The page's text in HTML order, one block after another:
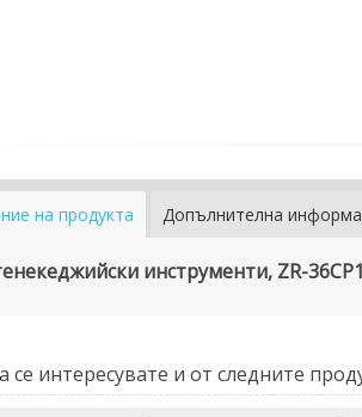
на продукта Допълнителна
инструменти, ZR-
интересувате и от следните